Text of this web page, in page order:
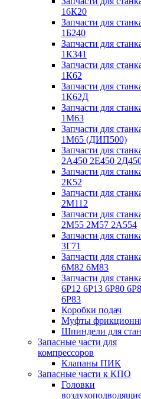
16К20
Запчасти для
1Б240
Запчасти для
1К341
Запчасти для
1К62
Запчасти для
1К62Д
Запчасти для
1М63
Запчасти для
1М65 (ДИП500)
Запчасти для
2А450 2Е450
Запчасти для
2К52
Запчасти для
2М112
Запчасти для
2М55 2М57 2А554
Запчасти для
3Г71
Запчасти для
6М82 6М83
Запчасти для
6Р12 6Р13 6Р80
6Р83
Коробки подач
Муфты
Шпиндели для
Запасные части для
компрессоров
Клапаны ПИК
Запасные части к КПО
Головки